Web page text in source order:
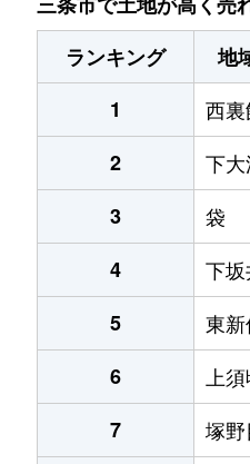
ランキング
地
1
西
2
下大
3
袋
4
下
5
東新
6
上
7
塚野